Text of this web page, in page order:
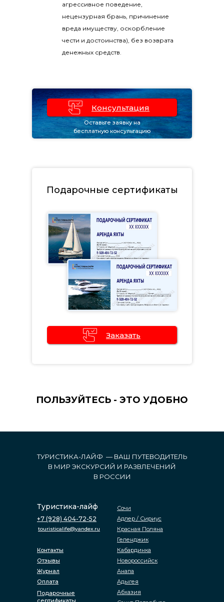
агрессивное поведение,
нецензурная брань, причинение
вреда имуществу, оскорбление
чести и достоинства), без возврата
денежных средств.
Консультация
Оставьте заявку на
бесплатную консультацию
Заказать
Подарочные сертификаты
ПОЛЬЗУЙТЕСЬ - ЭТО УДОБНО
ТУРИСТИКА-ЛАЙФ — ВАШ ПУТЕВОДИТЕЛЬ
В МИР ЭКСКУРСИЙ И РАЗВЛЕЧЕНИЙ
В РОССИИ
Туристика-лайф
Контакты
Отзывы
Анапа
Абхазия
Адыгея
Адлер / Сириус
Сочи
Геленджик
Кабардинка
Журнал
+7 (928) 404-72-52
touristicalife@yandex.ru
Оплата
Красная Поляна
Новороссийск
Подарочные
сертификаты